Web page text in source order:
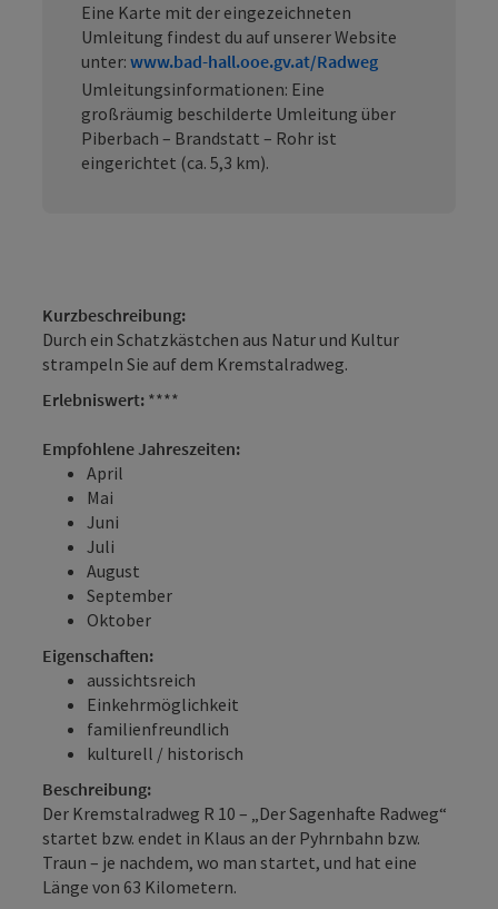
Eine Karte mit der eingezeichneten
Umleitung findest du auf unserer Website
unter: www.bad-hall.ooe.gv.at/Radweg
Umleitungsinformationen: Eine
großräumig beschilderte Umleitung über
Piberbach – Brandstatt – Rohr ist
eingerichtet (ca. 5,3 km).
Kurzbeschreibung:
Durch ein Schatzkästchen aus Natur und Kultur
strampeln Sie auf dem Kremstalradweg.
Erlebniswert: ****
Empfohlene Jahreszeiten:
April
Mai
Juni
Juli
August
September
Oktober
Eigenschaften:
aussichtsreich
Einkehrmöglichkeit
familienfreundlich
kulturell / historisch
Beschreibung:
Der Kremstalradweg R 10 – „Der Sagenhafte Radweg“
startet bzw. endet in Klaus an der Pyhrnbahn bzw.
Traun – je nachdem, wo man startet, und hat eine
Länge von 63 Kilometern.